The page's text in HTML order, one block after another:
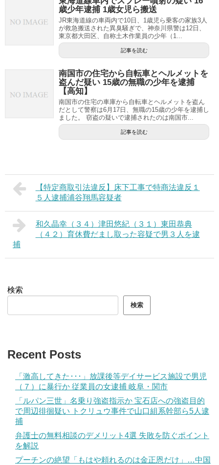
歳少年逮捕 1歳女児ら搬送
JR東海道線の車両内で10日、1歳児ら乗客の家族3人
が救急搬送された異臭騒ぎで、神奈川県警は12日、
東京都大田区、自称土木作業員の少年（1...
記事を読む
南国市の住宅から自転車とヘルメットを
盗んだ疑い 15歳の無職の少年を逮捕
【高知】
南国市の住宅の車庫から自転車とヘルメットを盗ん
だとして警察は6月17日、無職の15歳の少年を逮捕し
ました。 窃盗の疑いで逮捕されたのは南国市...
記事を読む
【特定商取引法違反】床下工事で特商法違反１
５人逮捕浦谷翔馬容疑者
和久晶幸（３４）津田悠紀（３１）東田恭典
（４２）育休費だまし取った容疑で男３人を逮
捕
検索
検索
Recent Posts
「激高してきた･･･」放課後等デイサービス施設で男児
（７）に暴行か 従業員の女逮捕 岐阜・関市
「ルパン三世」名乗り強盗指示か 宝石店への強盗目的
で周辺徘徊疑い トクリュウ事件で山口組系幹部ら5人逮
捕
弁護士の無料相談のデメリット4選 失敗を防ぐポイント
を解説
プーチンの絶望「もはや頼れるのは金正恩だけ」…中国